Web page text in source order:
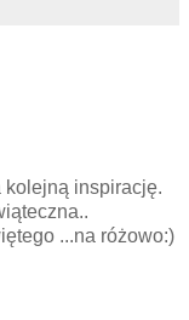
kolejną inspirację.
...na różowo:)